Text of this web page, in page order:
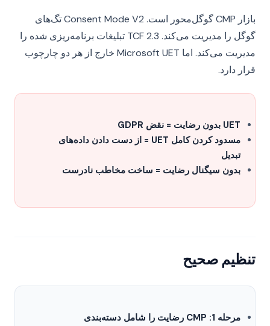
بازار CMP گوگل‌محور است. Consent Mode V2 تگ‌های
گوگل را مدیریت می‌کند. TCF 2.3 تبلیغات برنامه‌ریزی شده را
مدیریت می‌کند. اما Microsoft UET خارج از هر دو چارچوب
قرار دارد.
UET بدون رضایت = نقض GDPR
مسدود کردن کامل UET = از دست دادن داده‌های
تبدیل
بدون سیگنال رضایت = ساخت مخاطب نادرست
تنظیم صحیح
مرحله 1: CMP رضایت را شامل دسته‌بندی